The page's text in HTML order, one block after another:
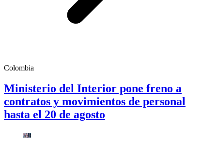
Colombia
Ministerio del Interior pone freno a
contratos y movimientos de personal
hasta el 20 de agosto